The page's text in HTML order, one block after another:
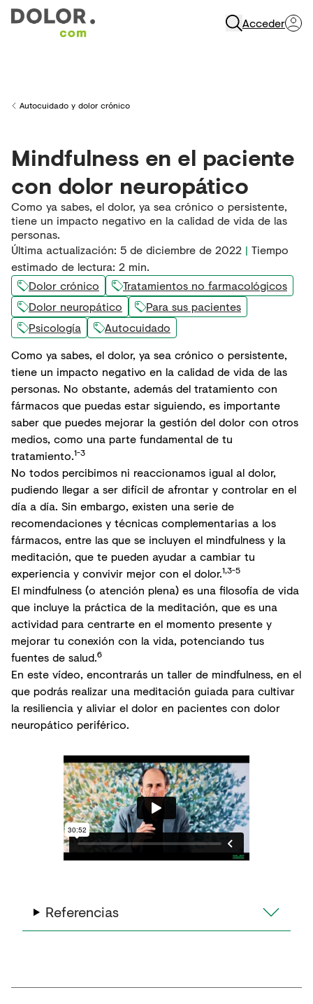
Acceder
Back to
Autocuidado y dolor crónico
Mindfulness en el paciente
con dolor neuropático
Como ya sabes, el dolor, ya sea crónico o persistente,
tiene un impacto negativo en la calidad de vida de las
personas.
Última actualización: 5 de diciembre de 2022 | Tiempo
estimado de lectura: 2 min.
Dolor crónico
Tratamientos no farmacológicos
Dolor neuropático
Para sus pacientes
Psicología
Autocuidado
Como ya sabes, el dolor, ya sea crónico o persistente,
tiene un impacto negativo en la calidad de vida de las
personas. No obstante, además del tratamiento con
fármacos que puedas estar siguiendo, es importante
saber que puedes mejorar la gestión del dolor con otros
medios, como una parte fundamental de tu
tratamiento.1-3
No todos percibimos ni reaccionamos igual al dolor,
pudiendo llegar a ser difícil de afrontar y controlar en el
día a día. Sin embargo, existen una serie de
recomendaciones y técnicas complementarias a los
fármacos, entre las que se incluyen el mindfulness y la
meditación, que te pueden ayudar a cambiar tu
experiencia y convivir mejor con el dolor.1,3-5
El mindfulness (o atención plena) es una filosofía de vida
que incluye la práctica de la meditación, que es una
actividad para centrarte en el momento presente y
mejorar tu conexión con la vida, potenciando tus
fuentes de salud.6
En este vídeo, encontrarás un taller de mindfulness, en el
que podrás realizar una meditación guiada para cultivar
la resiliencia y aliviar el dolor en pacientes con dolor
neuropático periférico.
Referencias